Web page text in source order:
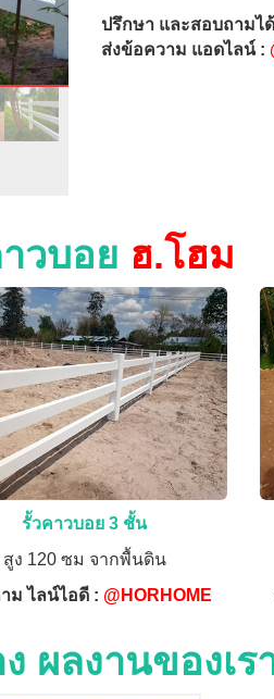
ปรึกษา และสอบถามไ
ส่งข้อความ แอดไลน์ :
วบอย ฮ.โฮม
รั้วคาวบอย 3 ชั้น
สูง 120 ซม จากพื้นดิน
ม ไลน์ไอดี : @HORHOME
ผลงานของเร